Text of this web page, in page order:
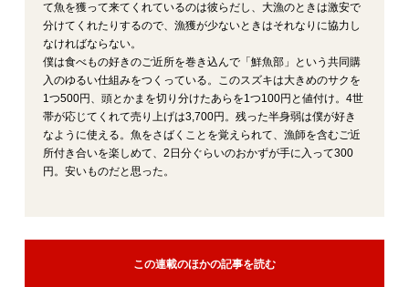
て魚を獲って来てくれているのは彼らだし、大漁のときは激安で
分けてくれたりするので、漁獲が少ないときはそれなりに協力し
なければならない。
僕は食べもの好きのご近所を巻き込んで「鮮魚部」という共同購
入のゆるい仕組みをつくっている。このスズキは大きめのサクを
1つ500円、頭とかまを切り分けたあらを1つ100円と値付け。4世
帯が応じてくれて売り上げは3,700円。残った半身弱は僕が好き
なように使える。魚をさばくことを覚えられて、漁師を含むご近
所付き合いを楽しめて、2日分ぐらいのおかずが手に入って300
円。安いものだと思った。
この連載のほかの記事を読む